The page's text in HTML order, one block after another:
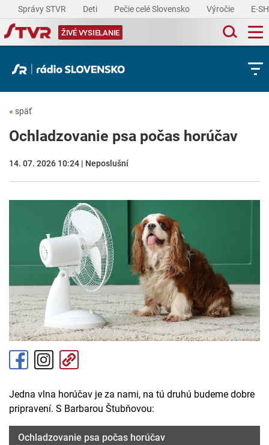
Správy STVR Deti Pečie celé Slovensko Výročie E-
ŽIVÉ VYSIELANIE
« späť
Ochladzovanie psa počas horúčav
14. 07. 2026 10:24 | Neposlušní
Jedna vlna horúčav je za nami, na tú druhú budeme dobre
pripravení. S Barbarou Štubňovou:
Ochladzovanie psa počas horúčav